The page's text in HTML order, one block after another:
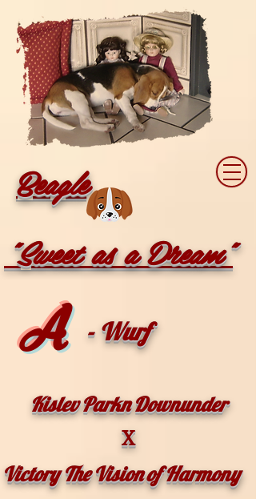
Beagle
"Sweet as a Dream"
A - Wurf
Kislev Parkn Downunder
X
The Vision of Harmony